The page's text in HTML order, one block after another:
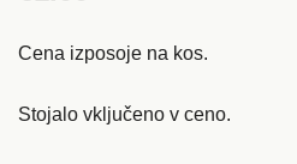
Cena izposoje na kos.
Stojalo vključeno v ceno.